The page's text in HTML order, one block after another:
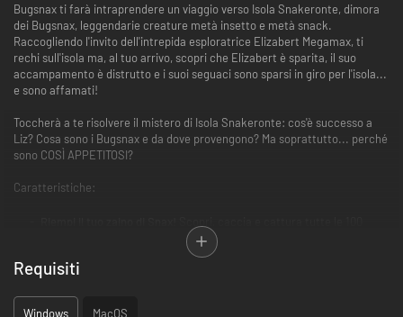
Bugsnax ti farà intraprendere un viaggio verso Isola Snakeronte, dimora
dei Bugsnax, leggendarie creature metà insetto e metà snack.
Raccogliendo l'invito dell'intrepida esploratrice Elizabert Megamax, ti
rechi sull'isola ma, al tuo arrivo, scopri che Elizabert è sparita, il suo
accampamento è distrutto e i suoi seguaci sono sparsi in giro per l'isola...
e sono affamati!
Toccherà a te risolvere il mistero di Isola Snakeronte: cos'è successo a
Liz? Cosa sono i Bugsnax e da dove provengono? Ma soprattutto... perché
sono COSÌ APPETITOSI?
Caratteristiche:
diverse specie di Bugsnax usando una varietà di esche e
Intraprendi una missione gustosissima!
Sfama qualcuno e vedrai che siamo quello che mangiamo!
Requisiti
Windows MacOS